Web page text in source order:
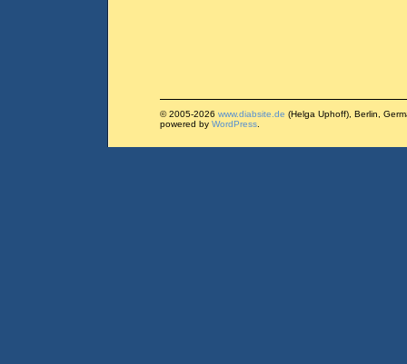
© 2005-2026 www.diabsite.de (Helga Uphoff), Berlin,
powered by WordPress.